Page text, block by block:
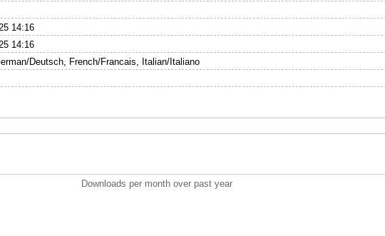
14:16
14:16
Deutsch, French/Francais, Italian/Italiano
Downloads per month over past year